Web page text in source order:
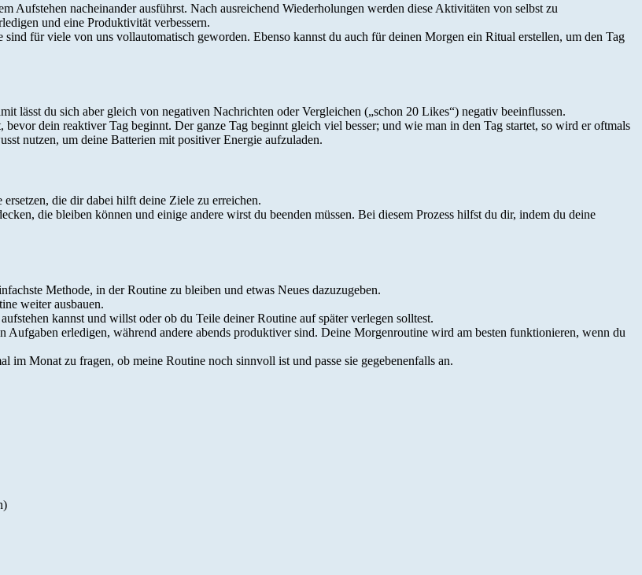
Aufstehen nacheinander ausführst. Nach ausreichend Wiederholungen werden diese Aktivitäten von selbst zu
und eine Produktivität verbessern.
für viele von uns vollautomatisch geworden. Ebenso kannst du auch für deinen Morgen ein Ritual erstellen, um den Tag
lässt du sich aber gleich von negativen Nachrichten oder Vergleichen („schon 20 Likes“) negativ beeinflussen.
dein reaktiver Tag beginnt. Der ganze Tag beginnt gleich viel besser; und wie man in den Tag startet, so wird er oftmals
nutzen, um deine Batterien mit positiver Energie aufzuladen.
die dir dabei hilft deine Ziele zu erreichen.
die bleiben können und einige andere wirst du beenden müssen. Bei diesem Prozess hilfst du dir, indem du deine
Methode, in der Routine zu bleiben und etwas Neues dazuzugeben.
weiter ausbauen.
kannst und willst oder ob du Teile deiner Routine auf später verlegen solltest.
erledigen, während andere abends produktiver sind. Deine Morgenroutine wird am besten funktionieren, wenn du
Monat zu fragen, ob meine Routine noch sinnvoll ist und passe sie gegebenenfalls an.